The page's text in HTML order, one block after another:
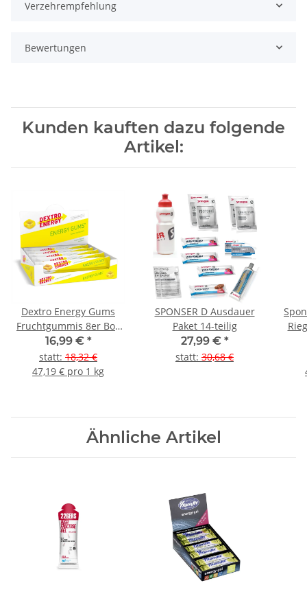
Verzehrempfehlung
Bewertungen
Kunden kauften dazu folgende
Artikel:
Dextro Energy Gums
Fruchtgummis 8er Box
gemischt
16,99 € *
statt: 18,32 €
47,19 € pro 1 kg
SPONSER D Ausdauer
Paket 14-teilig
27,99 € *
statt: 30,68 €
Ähnliche Artikel